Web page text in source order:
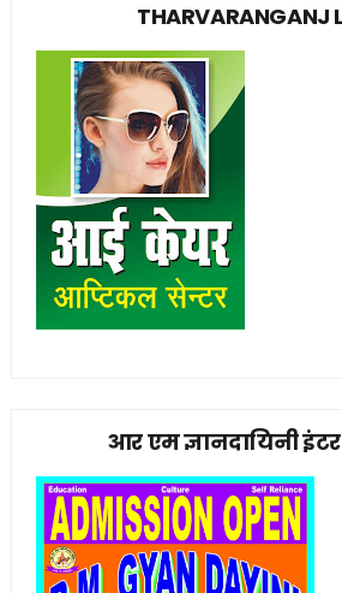
THARVARANGANJ
आर एम ज्ञानदायिनी